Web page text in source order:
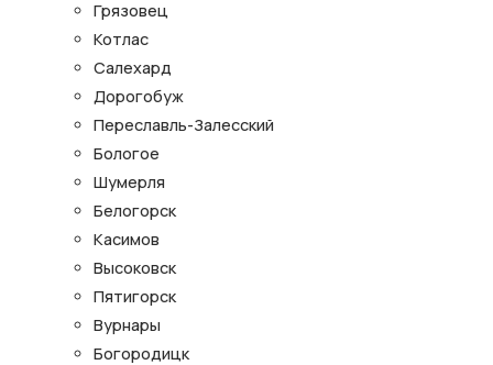
Грязовец
Котлас
Салехард
Дорогобуж
Переславль-Залесский
Бологое
Шумерля
Белогорск
Касимов
Высоковск
Пятигорск
Вурнары
Богородицк